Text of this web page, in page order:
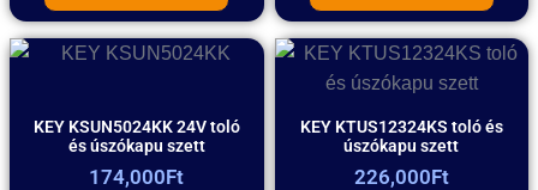
KEY KSUN5024KK 24V toló
és úszókapu szett
174,000Ft
KEY KTUS12324KS toló és
úszókapu szett
226,000Ft